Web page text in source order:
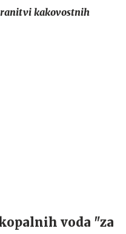
kakovostnih
voda "za